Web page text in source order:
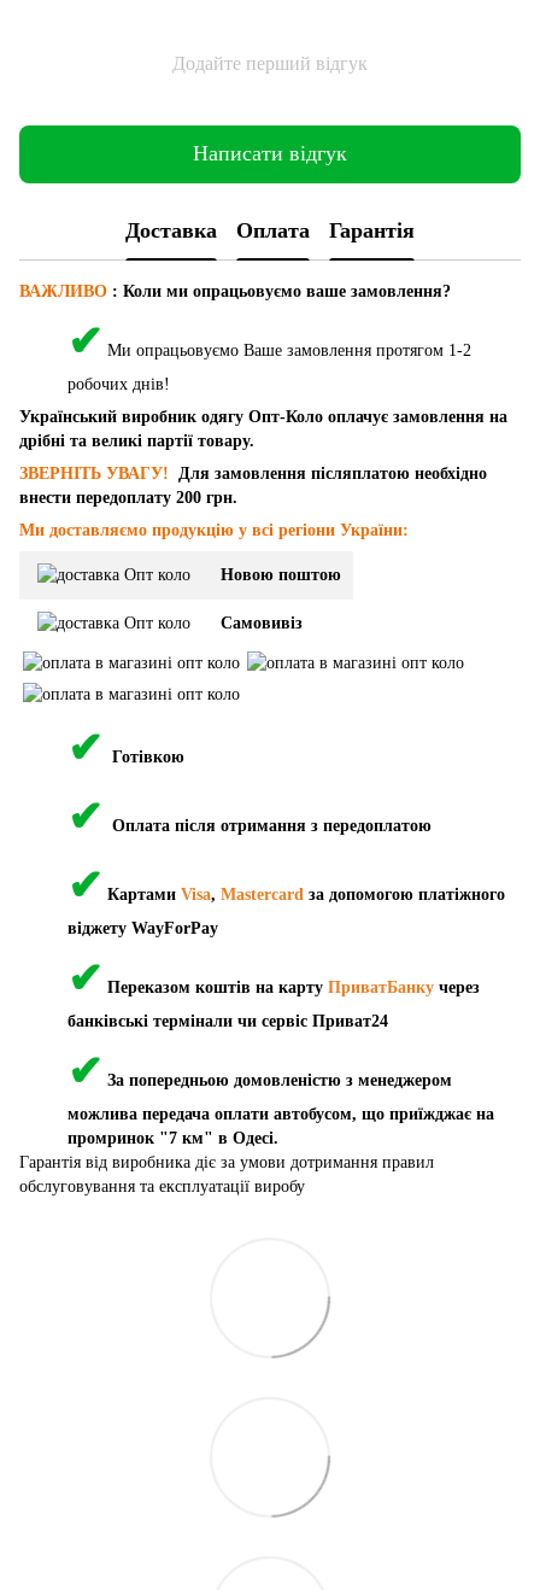
Додайте перший відгук
Написати відгук
Доставка Оплата Гарантія
ВАЖЛИВО : Коли ми опрацьовуємо ваше замовлення?
✔ Ми опрацьовуємо Ваше замовлення протягом 1-2
робочих днів!
Український виробник одягу Опт-Коло оплачує замовлення на
дрібні та великі партії товару.
ЗВЕРНІТЬ УВАГУ!
Для замовлення післяплатою необхідно
внести передоплату 200 грн.
Ми доставляємо продукцію у всі регіони України:
Новою поштою
Самовивіз
✔ Готівкою
✔ Оплата після отримання з передоплатою
✔ Картами Visa, Mastercard за допомогою платіжного
віджету WayForPay
✔ Переказом коштів на карту ПриватБанку через
банківські термінали чи сервіс Приват24
✔ За попередньою домовленістю з менеджером
можлива передача оплати автобусом, що приїжджає на
промринок "7 км" в Одесі.
Гарантія від виробника діє за умови дотримання правил
обслуговування та експлуатації виробу